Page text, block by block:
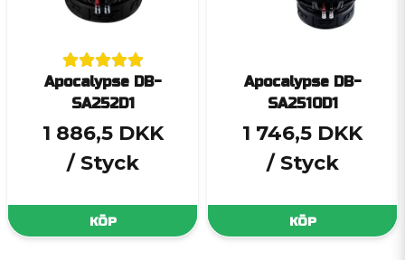
Apocalypse DB-
SA252D1
1 886,5 DKK
/ Styck
KÖP
Apocalypse DB-
SA2510D1
1 746,5 DKK
/ Styck
KÖP